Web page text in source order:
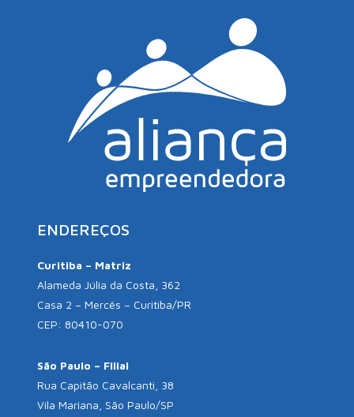
ENDEREÇOS
Curitiba – Matriz
Alameda Júlia da Costa, 362
Casa 2 – Mercês – Curitiba/PR
CEP: 80410-070
São Paulo – Filial
Rua Capitão Cavalcanti, 38
Vila Mariana, São Paulo/SP